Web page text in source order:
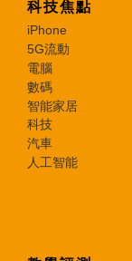
科技焦點
iPhone
5G流動
電腦
數碼
智能家居
科技
汽車
人工智能